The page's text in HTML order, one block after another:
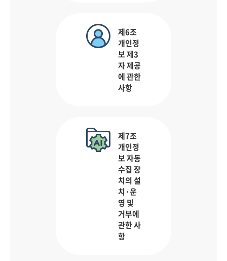
제6조
개인정
보 제3
자 제공
에 관한
사항
제7조
개인정
보 자동
수집 장
치의 설
치·운
영 및
거부에
관한 사
항